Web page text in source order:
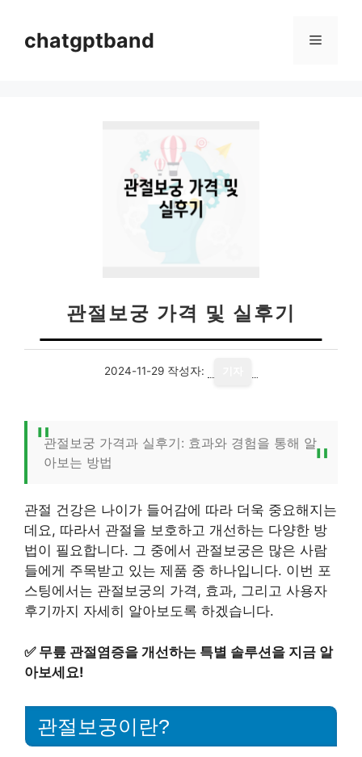
chatgptband 메
관절보궁 가격 및 실후기
2024-11-29 작성자:
관절보궁 가격과 실후기: 효과와 경험을 통해 알
아보는 방법
관절 건강은 나이가 들어감에 따라 더욱 중요해지는
데요, 따라서 관절을 보호하고 개선하는 다양한 방
법이 필요합니다. 그 중에서 관절보궁은 많은 사람
들에게 주목받고 있는 제품 중 하나입니다. 이번 포
스팅에서는 관절보궁의 가격, 효과, 그리고 사용자
후기까지 자세히 알아보도록 하겠습니다.
✅ 무릎 관절염증을 개선하는 특별 솔루션을 지금 알
아보세요!
관절보궁이란?